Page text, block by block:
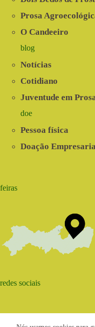
Prosa
O Candeeiro
blog
Notícias
Cotidiano
Juventude em
doe
Pessoa física
Doação
feiras
redes sociais